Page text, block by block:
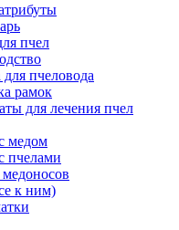
пчел
пчеловода
рамок
для лечения пчел
медом
пчелами
к ним)